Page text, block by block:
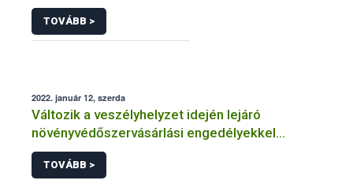
TOVÁBB >
2022. január 12, szerda
Változik a veszélyhelyzet idején lejáró
növényvédőszervásárlási engedélyekkel
kapcsolatos szabályozás
TOVÁBB >